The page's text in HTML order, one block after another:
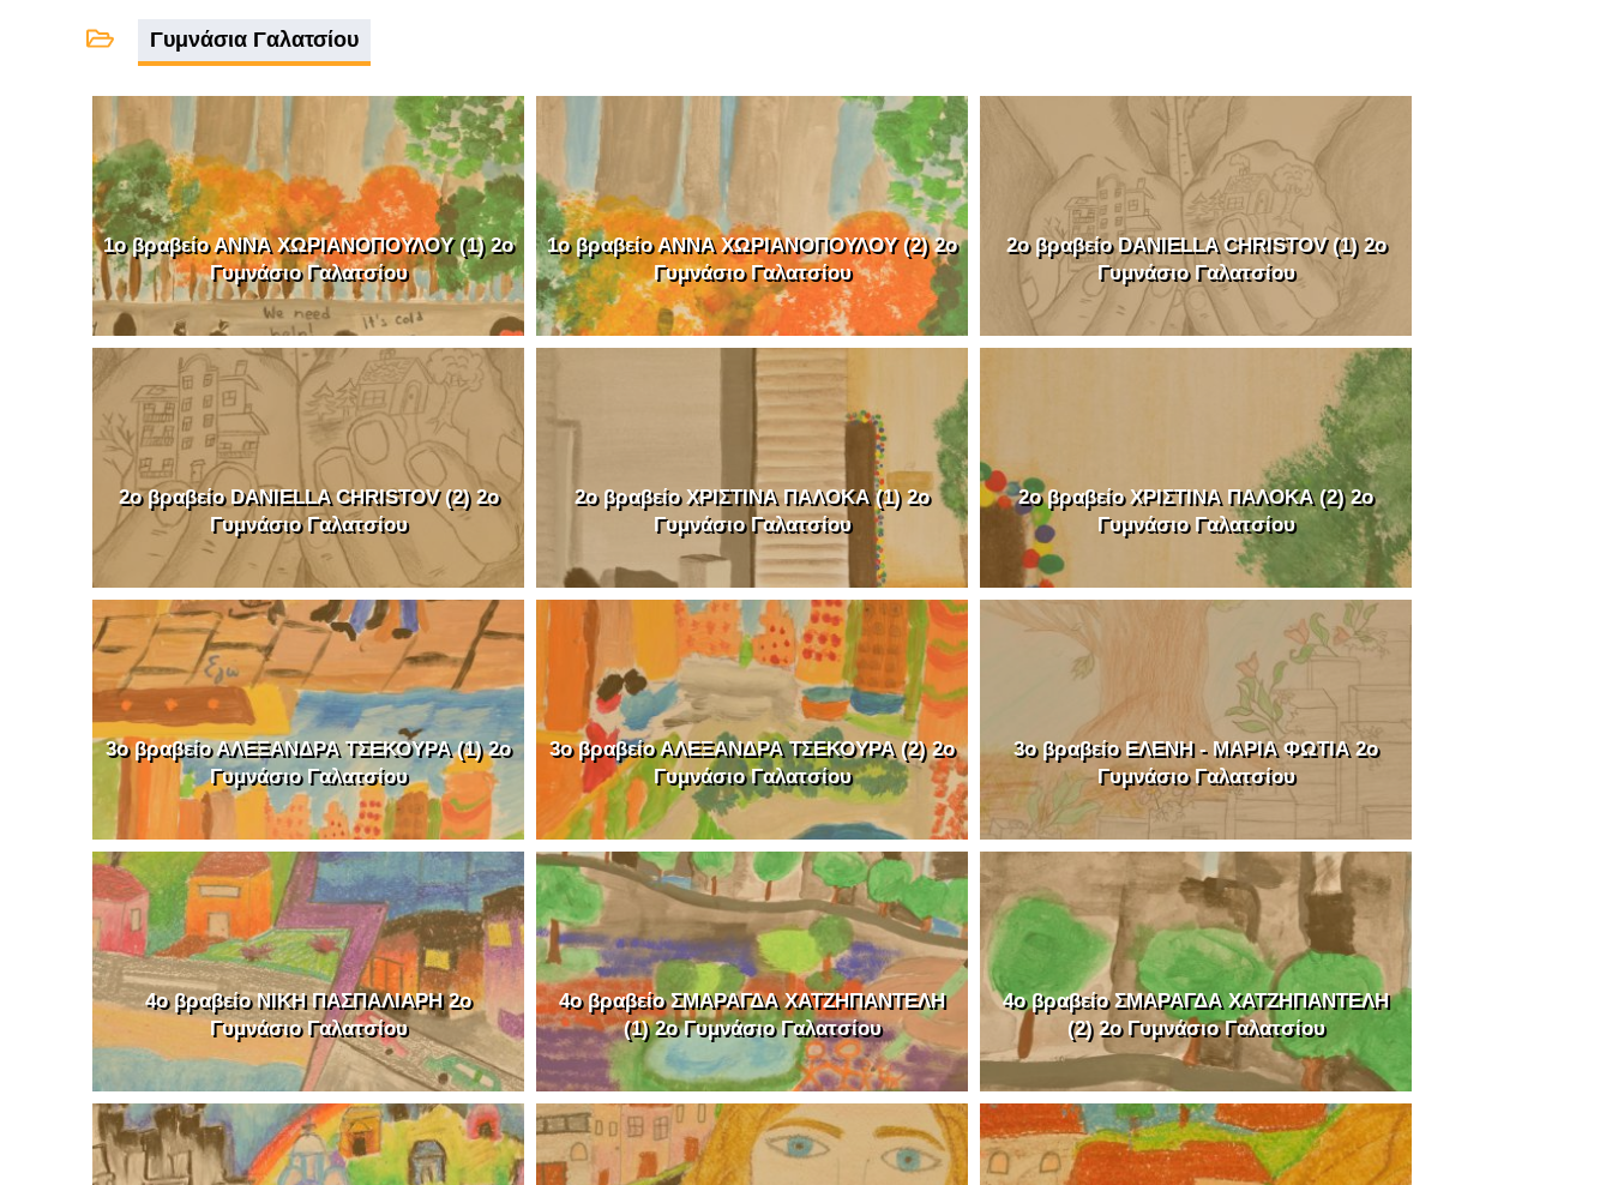
Γυμνάσια Γαλατσίου
1o βραβείο ΑΝΝΑ ΧΩΡΙΑΝΟΠΟΥΛΟΥ (1) 2o
Γυμνάσιο Γαλατσίου
1o βραβείο ΑΝΝΑ ΧΩΡΙΑΝΟΠΟΥΛΟΥ (2) 2o
Γυμνάσιο Γαλατσίου
2o βραβείο DANIELLA CHRISTOV (1) 2o
Γυμνάσιο Γαλατσίου
2o βραβείο DANIELLA CHRISTOV (2) 2o
Γυμνάσιο Γαλατσίου
2o βραβείο ΧΡΙΣΤΙΝΑ ΠΑΛΟΚΑ (1) 2o
Γυμνάσιο Γαλατσίου
2o βραβείο ΧΡΙΣΤΙΝΑ ΠΑΛΟΚΑ (2) 2o
Γυμνάσιο Γαλατσίου
3o βραβείο ΑΛΕΞΑΝΔΡΑ ΤΣΕΚΟΥΡΑ (1) 2o
Γυμνάσιο Γαλατσίου
3o βραβείο ΑΛΕΞΑΝΔΡΑ ΤΣΕΚΟΥΡΑ (2) 2o
Γυμνάσιο Γαλατσίου
3o βραβείο ΕΛΕΝΗ - ΜΑΡΙΑ ΦΩΤΙΑ 2o
Γυμνάσιο Γαλατσίου
4o βραβείο ΝΙΚΗ ΠΑΣΠΑΛΙΑΡΗ 2o
Γυμνάσιο Γαλατσίου
4o βραβείο ΣΜΑΡΑΓΔΑ ΧΑΤΖΗΠΑΝΤΕΛΗ
(1) 2o Γυμνάσιο Γαλατσίου
4o βραβείο ΣΜΑΡΑΓΔΑ ΧΑΤΖΗΠΑΝΤΕΛΗ
(2) 2o Γυμνάσιο Γαλατσίου